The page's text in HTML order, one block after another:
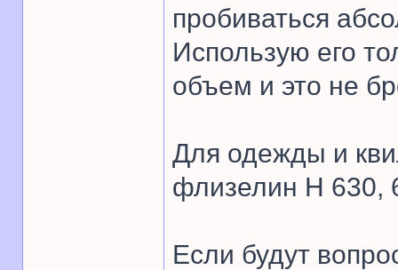
пробиваться
Использую его
объем и это не
Для одежды и
флизелин Н 630,
Если будут